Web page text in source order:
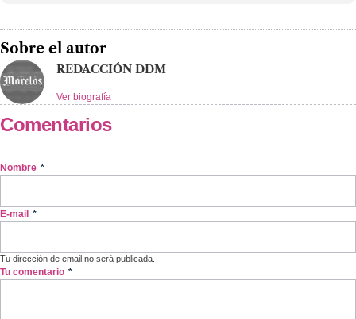
Sobre el autor
REDACCIÓN DDM
Ver biografía
Comentarios
Nombre *
E-mail *
Tu dirección de email no será publicada.
Tu comentario *